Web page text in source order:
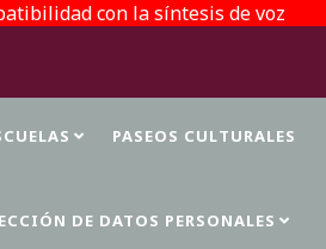
con la síntesis de voz
PASEOS CULTURALES
DE DATOS PERSONALES